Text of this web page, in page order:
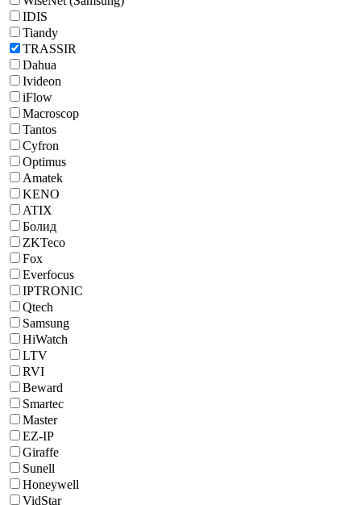
IDIS
Tiandy
TRASSIR
Dahua
Ivideon
iFlow
Macroscop
Tantos
Cyfron
Optimus
Amatek
KENO
ATIX
Болид
ZKTeco
Fox
Everfocus
IPTRONIC
Qtech
Samsung
HiWatch
LTV
RVI
Beward
Smartec
Master
EZ-IP
Giraffe
Sunell
Honeywell
VidStar